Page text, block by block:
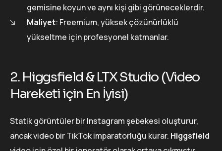
gemisine koyun ve aynı kişi gibi görüneceklerdir.
Maliyet: Freemium, yüksek çözünürlüklü
yükseltme için profesyonel katmanlar.
2. Higgsfield & LTX Studio (Video
Hareketi için En İyisi)
Statik görüntüler bir Instagram şebekesi oluşturur,
ancak video bir TikTok imparatorluğu kurar. Higgsfield